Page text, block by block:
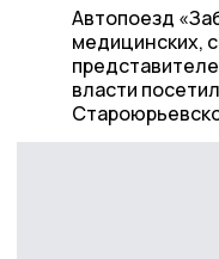
Автопоезд
медицинских,
власти